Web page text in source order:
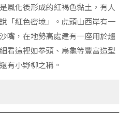
風化後形成的紅褐色黏土，有人
「紅色密境」。虎頭山西岸有一
嘴，在地勢高處建有一座用於趨
看這裡如拳頭、烏龜等豐富造型
有小野柳之稱。